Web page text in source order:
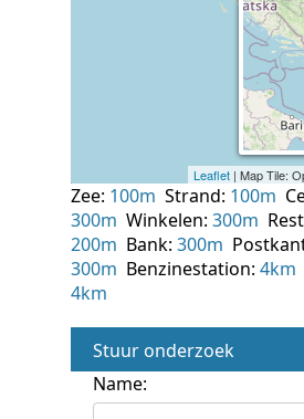
Zee: 100m Strand: 100m
300m Winkelen: 300m
200m Bank: 300m
300m Benzinestation: 4km
4km
Stuur onderzoek
Name: